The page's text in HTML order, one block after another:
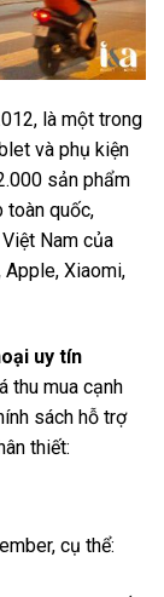
là một trong
và phụ kiện
sản phẩm
toàn quốc,
Nam của
Apple, Xiaomi,
uy tín
thu mua cạnh
sách hỗ trợ
thiết:
cụ thể: